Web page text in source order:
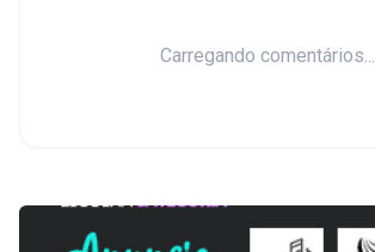
Carregando comentários...